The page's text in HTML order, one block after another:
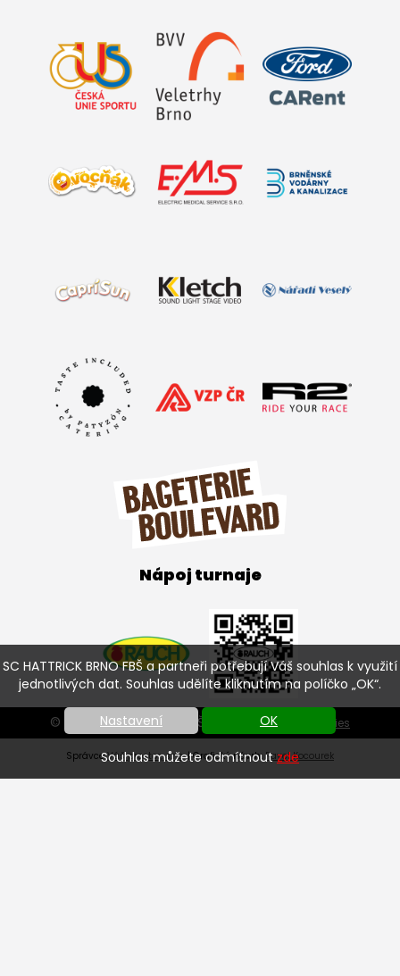
SC HATTRICK BRNO FBŠ a partneři potřebují Váš souhlas k využití
jednotlivých dat. Souhlas udělíte kliknutím na políčko „OK“.
Nastavení OK
Souhlas můžete odmítnoutzde
Nápoj turnaje
© SC HATTRICK BRNO FBŠ 2026 | Nastavení cookies
SprávceVáš prostor, s.r.o.| Grafický návrh: Pavel Kocourek